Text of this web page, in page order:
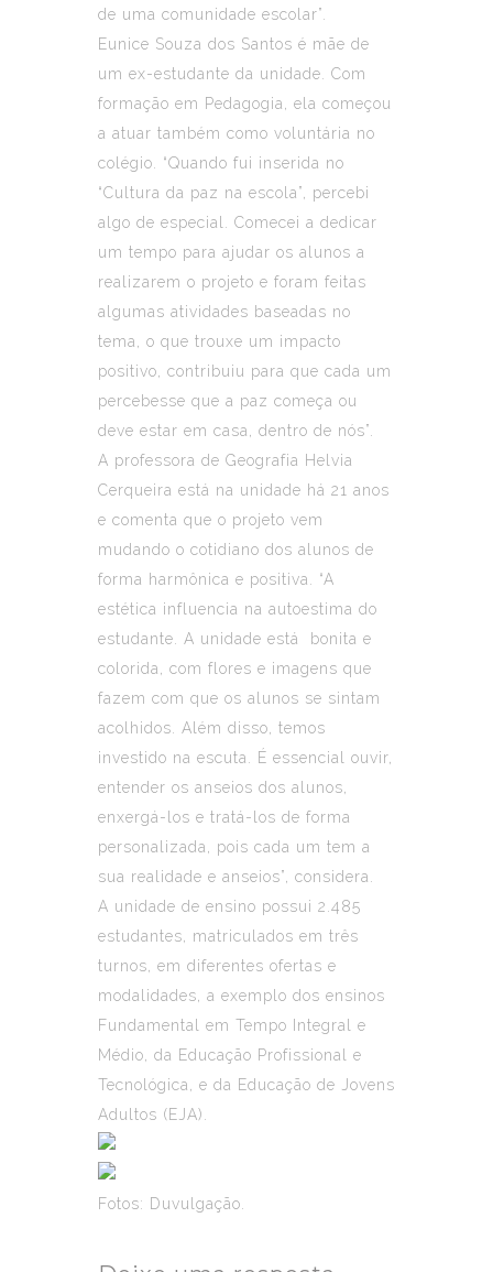
de uma comunidade escolar”.
Eunice Souza dos Santos é mãe de
um ex-estudante da unidade. Com
formação em Pedagogia, ela começou
a atuar também como voluntária no
colégio. “Quando fui inserida no
“Cultura da paz na escola”, percebi
algo de especial. Comecei a dedicar
um tempo para ajudar os alunos a
realizarem o projeto e foram feitas
algumas atividades baseadas no
tema, o que trouxe um impacto
positivo, contribuiu para que cada um
percebesse que a paz começa ou
deve estar em casa, dentro de nós”.
A professora de Geografia Helvia
Cerqueira está na unidade há 21 anos
e comenta que o projeto vem
mudando o cotidiano dos alunos de
forma harmônica e positiva. “A
estética influencia na autoestima do
estudante. A unidade está bonita e
colorida, com flores e imagens que
fazem com que os alunos se sintam
acolhidos. Além disso, temos
investido na escuta. É essencial ouvir,
entender os anseios dos alunos,
enxergá-los e tratá-los de forma
personalizada, pois cada um tem a
sua realidade e anseios”, considera.
A unidade de ensino possui 2.485
estudantes, matriculados em três
turnos, em diferentes ofertas e
modalidades, a exemplo dos ensinos
Fundamental em Tempo Integral e
Médio, da Educação Profissional e
Tecnológica, e da Educação de Jovens
Adultos (EJA).
Fotos: Duvulgação.